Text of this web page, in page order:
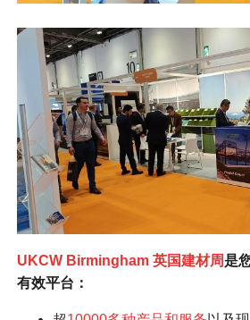
U KCW Birmingham 英国建材周是
有效平台：